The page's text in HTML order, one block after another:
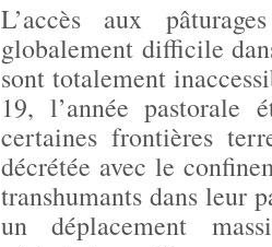
L’accès aux
globalement difficile
sont totalement
19, l’année pastorale
certaines frontières
décrétée avec le
transhumants dans leur
un déplacement